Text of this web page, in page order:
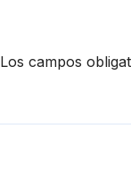
Los campos